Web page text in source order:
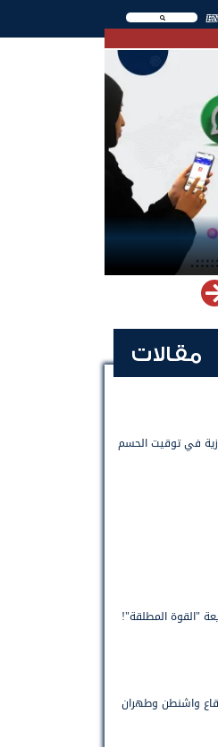
EN
مقالات
في توقيت الحسم
"القوة المطلقة"!
واشنطن وطهران